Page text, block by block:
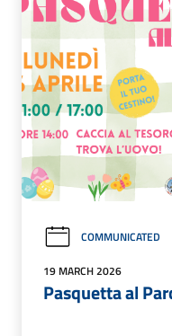
COMMUNICATED
19 MARCH 2026
Pasquetta al